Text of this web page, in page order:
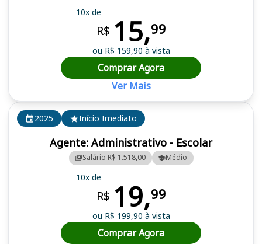
2025 Início Imediato
Agente: Administrativo - Escolar
Salário R$ 1.518,00 Médio
10x de
R$ 19,99
ou R$ 199,90 à vista
Comprar Agora
10x de
R$ 15,99
ou R$ 159,90 à vista
Comprar Agora
Ver Mais